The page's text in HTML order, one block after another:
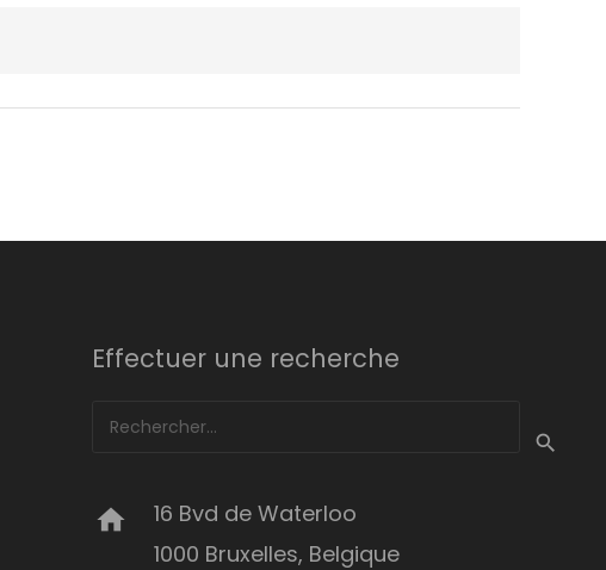
Effectuer une recherche
Rechercher :
home
16 Bvd de Waterloo
1000 Bruxelles, Belgique